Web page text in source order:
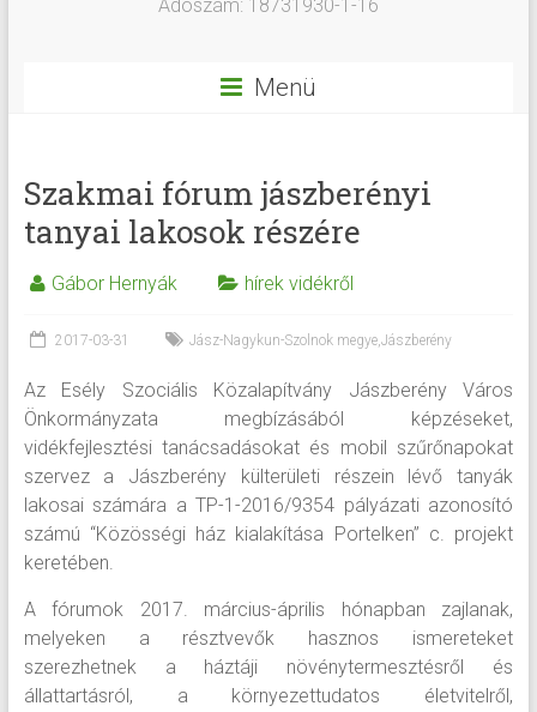
Adószám: 18731930-1-16
Menü
Szakmai fórum jászberényi
tanyai lakosok részére
Gábor Hernyák hírek vidékről
2017-03-31 Jász-Nagykun-Szolnok megye,Jászberény
Az Esély Szociális Közalapítvány Jászberény Város
Önkormányzata megbízásából képzéseket,
vidékfejlesztési tanácsadásokat és mobil szűrőnapokat
szervez a Jászberény külterületi részein lévő tanyák
lakosai számára a TP-1-2016/9354 pályázati azonosító
számú “Közösségi ház kialakítása Portelken” c. projekt
keretében.
A fórumok 2017. március-április hónapban zajlanak,
melyeken a résztvevők hasznos ismereteket
szerezhetnek a háztáji növénytermesztésről és
állattartásról, a környezettudatos életvitelről,